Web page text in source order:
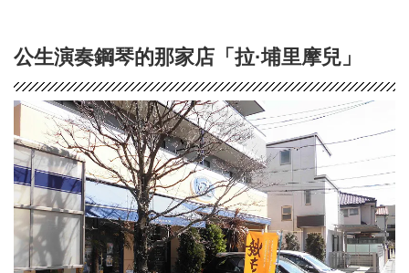
公生演奏鋼琴的那家店「拉·埔里摩兒」